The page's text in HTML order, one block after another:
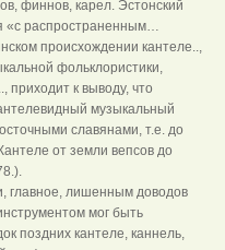
финнов, карел. Эстонский
«с распространенным…
происхождении кантеле..,
фольклористики,
приходит к выводу, что
музыкальный
славянами, т.е. до
от земли вепсов до
главное, лишенным доводов
мог быть
поздних кантеле, каннель,